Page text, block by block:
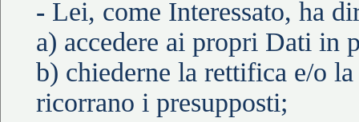
- Lei, come Interessato, ha
a) accedere ai propri Dati in
b) chiederne la rettifica e/o
ricorrano i presupposti;